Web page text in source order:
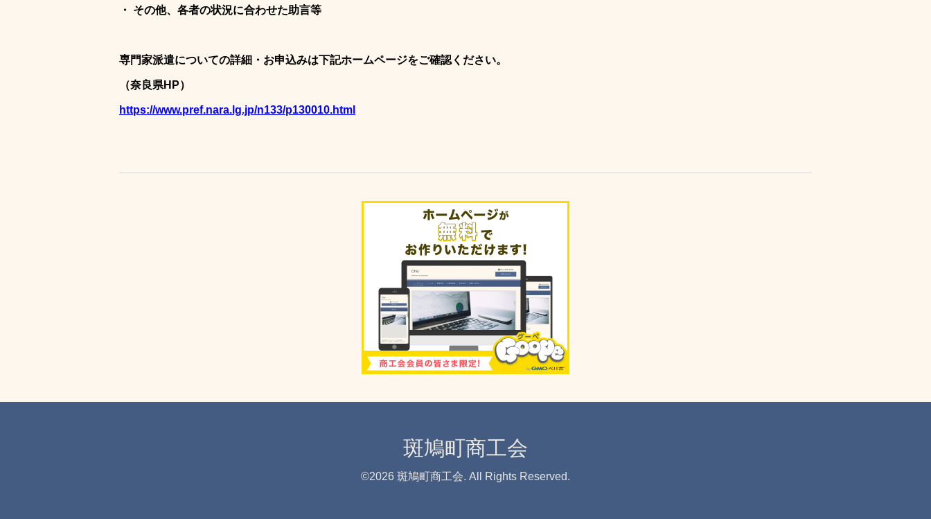
・ その他、各者の状況に合わせた助言等
専門家派遣についての詳細・お申込みは下記ホームページをご確認ください。
（奈良県HP）
https://www.pref.nara.lg.jp/n133/p130010.html
斑鳩町商工会
©2026 斑鳩町商工会. All Rights Reserved.